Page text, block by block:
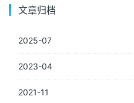
文章归档
2025-07
2023-04
2021-11